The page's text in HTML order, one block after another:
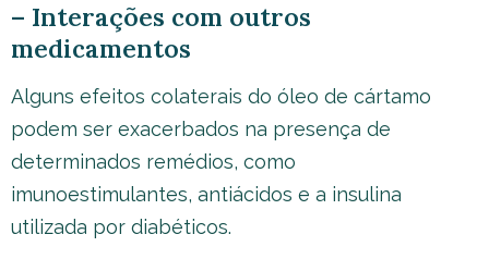
– Interações com outros
medicamentos
Alguns efeitos colaterais do óleo de cártamo
podem ser exacerbados na presença de
determinados remédios, como
imunoestimulantes, antiácidos e a insulina
utilizada por diabéticos.